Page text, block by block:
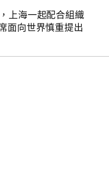
上海一起配合組織
面向世界慎重提出